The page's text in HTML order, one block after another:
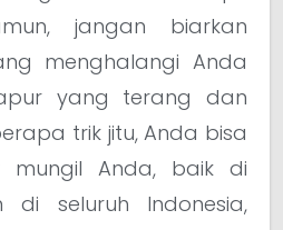
jangan biarkan
menghalangi Anda
yang terang dan
trik jitu, Anda bisa
mungil Anda, baik di
di seluruh Indonesia,